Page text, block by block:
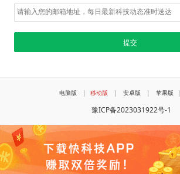
电脑版 | 移动版 | 安卓版 | 苹果版 |
豫ICP备2023031922号-1